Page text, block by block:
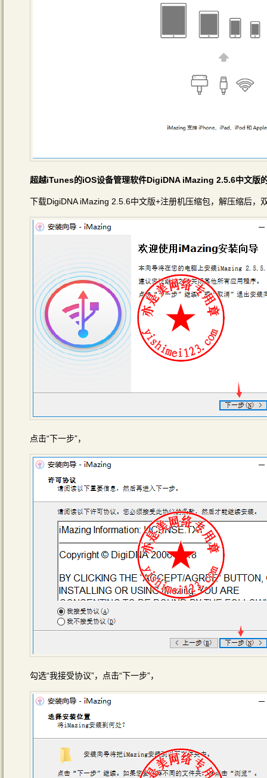
超越iTunes的iOS设备管理软件DigiDNA iMazing 2.5.6中文版
下载DigiDNA iMazing 2.5.6中文版+注册机压缩包，解压缩后，
点击“下一步”，
勾选“我接受协议”，点击“下一步”，